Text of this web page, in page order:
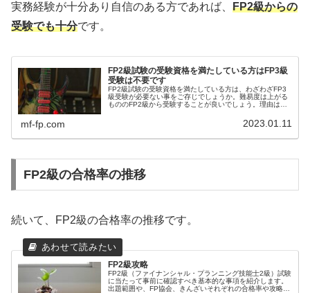
実務経験が十分あり自信のある方であれば、 FP2級からの
受験でも十分です。
FP2級試験の受験資格を満たしている方はFP3級
受験は不要です
FP2級試験の受験資格を満たしている方は、わざわざFP3
級受験が必要ない事をご存じでしょうか。難易度は上がる
もののFP2級から受験することが良いでしょう。理由は
mf-fp.com 2023.01.11
FP2級の合格率の推移
続いて、FP2級の合格率の推移です。
FP2級攻略
FP2級（ファイナンシャル・プランニング技能士2級）試験
に当たって事前に確認すべき基本的な事項を紹介します。
出題範囲や、FP協会、きんざいそれぞれの合格率や攻略方